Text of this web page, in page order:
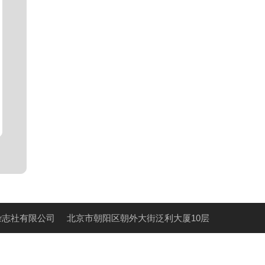
社有限公司 北京市朝阳区朝外大街泛利大厦10层